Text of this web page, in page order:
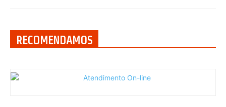
RECOMENDAMOS